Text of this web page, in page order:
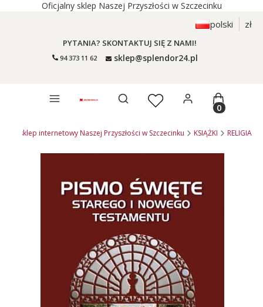
Oficjalny sklep Naszej Przyszłości w Szczecinku
polski zł
PYTANIA? SKONTAKTUJ SIĘ Z NAMI!
94 373 11 62 sklep@splendor24.pl
Otwórz wyszukiwarkęProdukty
- sklep internetowy Naszej Przyszłości w Szczecinku KSIĄŻKI RELIGIA